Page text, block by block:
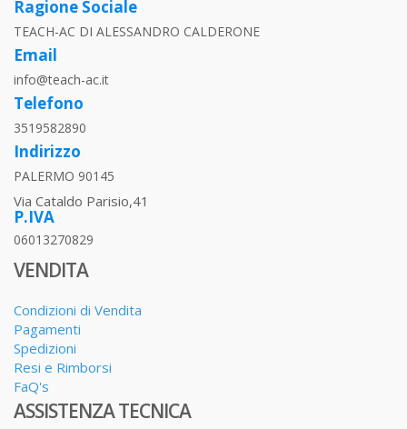
Ragione Sociale
TEACH-AC DI ALESSANDRO CALDERONE
Email
info@teach-ac.it
Telefono
3519582890
Indirizzo
PALERMO 90145
Via Cataldo Parisio,41
P.IVA
06013270829
VENDITA
Condizioni di Vendita
Pagamenti
Spedizioni
Resi e Rimborsi
FaQ's
ASSISTENZA TECNICA